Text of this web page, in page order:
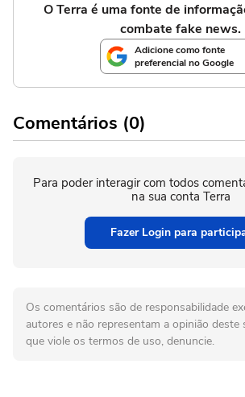
O Terra é uma fonte de
combate fake news.
Adicione como fonte
preferencial no Google
Comentários (0)
Para poder interagir com todos
na sua conta Terra
Fazer Login para
Os comentários são de responsabilidade
autores e não representam a opinião deste
que viole os termos de uso, denuncie.